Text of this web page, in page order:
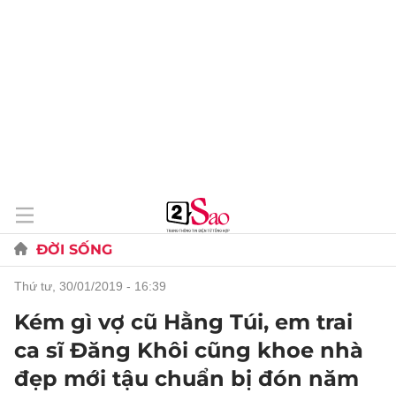
ĐỜI SỐNG
thứ tư, 30/01/2019 - 16:39
Kém gì vợ cũ Hằng Túi, em trai
ca sĩ Đăng Khôi cũng khoe nhà
đẹp mới tậu chuẩn bị đón năm